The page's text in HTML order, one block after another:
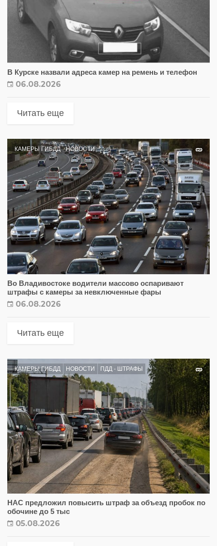
В Курске назвали адреса камер на ремень и телефон
06.08.2026
Читать еще
КАМЕРЫ ГИБДД НОВОСТИ
Во Владивостоке водители массово оспаривают
штрафы с камеры за невключенные фары
06.08.2026
Читать еще
КАМЕРЫ ГИБДД НОВОСТИ ПДД - ШТРАФЫ
НАС предложил повысить штраф за объезд пробок по
обочине до 5 тыс
05.08.2026